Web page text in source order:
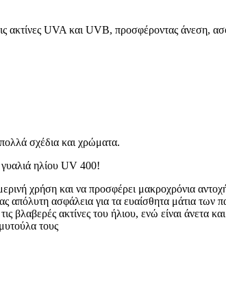
ακτίνες UVA και UVB, προσφέροντας άνεση,
σχέδια και χρώματα.
γυαλιά ηλίου UV 400!
χρήση και να προσφέρει μακροχρόνια
ασφάλεια για τα ευαίσθητα μάτια των
βλαβερές ακτίνες του ήλιου, ενώ είναι άνετα
τους